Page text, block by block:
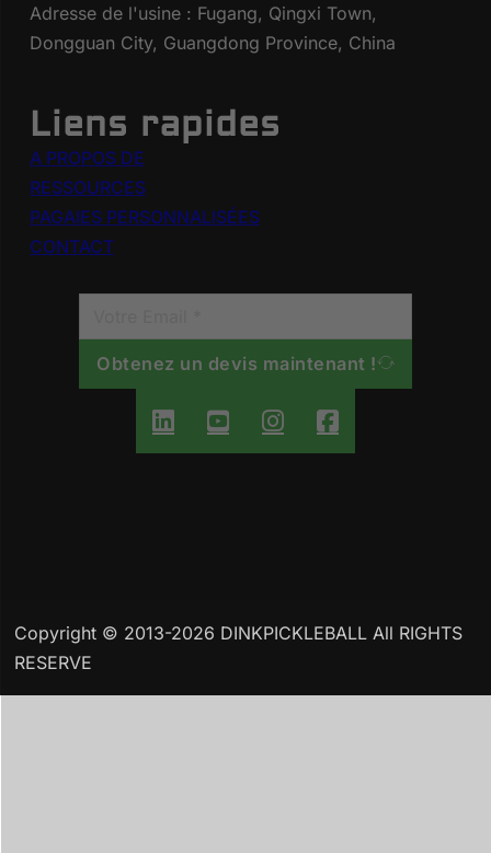
Adresse de l'usine : Fugang, Qingxi Town,
Dongguan City, Guangdong Province, China
Liens rapides
A PROPOS DE
RESSOURCES
PAGAIES PERSONNALISÉES
CONTACT
Obtenez un devis maintenant !
Copyright © 2013-2026 DINKPICKLEBALL All RIGHTS
RESERVE